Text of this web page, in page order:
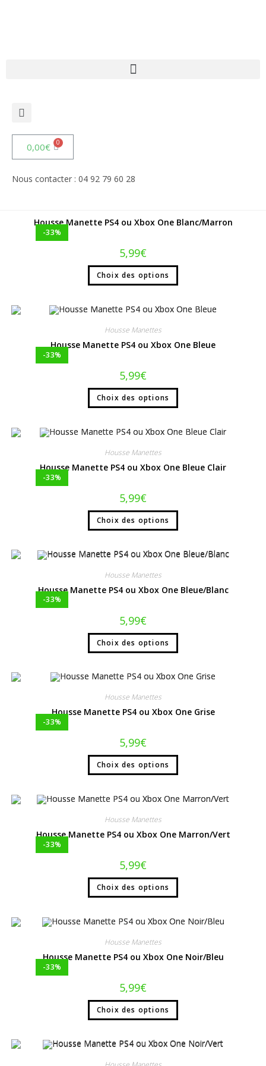
0,00€
Nous contacter : 04 92 79 60 28
-33%
Housse Manette PS4 ou Xbox One Blanc/Marron
5,99€
Choix des options
-33%
Housse Manettes
Housse Manette PS4 ou Xbox One Bleue
5,99€
Choix des options
-33%
Housse Manettes
Housse Manette PS4 ou Xbox One Bleue Clair
5,99€
Choix des options
-33%
Housse Manettes
Housse Manette PS4 ou Xbox One Bleue/Blanc
5,99€
Choix des options
-33%
Housse Manettes
Housse Manette PS4 ou Xbox One Grise
5,99€
Choix des options
-33%
Housse Manettes
Housse Manette PS4 ou Xbox One Marron/Vert
5,99€
Choix des options
-33%
Housse Manettes
Housse Manette PS4 ou Xbox One Noir/Bleu
5,99€
Choix des options